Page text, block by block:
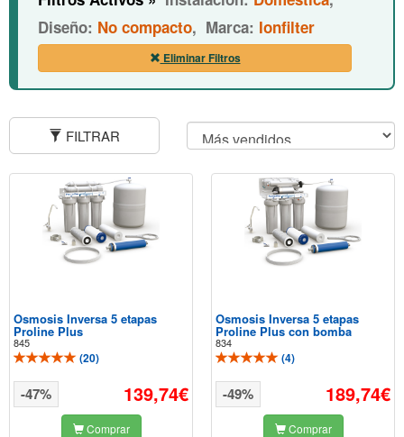
Diseño: No compacto, Marca: Ionfilter
Eliminar Filtros
FILTRAR
Osmosis Inversa 5 etapas
Proline Plus
845
(20)
139,74€
-47%
Comprar
Osmosis Inversa 5 etapas
Proline Plus con bomba
834
(4)
189,74€
-49%
Comprar